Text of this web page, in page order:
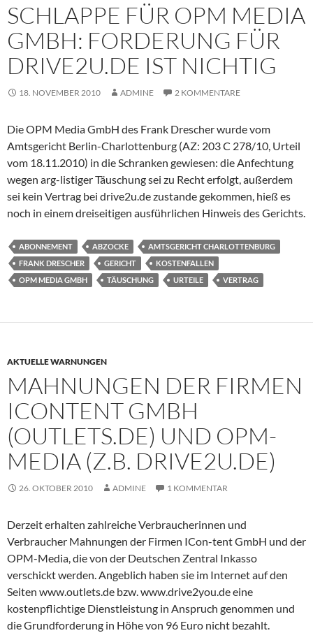
SCHLAPPE FÜR OPM MEDIA
GMBH: FORDERUNG FÜR
DRIVE2U.DE IST NICHTIG
18. NOVEMBER 2010 ADMINE 2 KOMMENTARE
Die OPM Media GmbH des Frank Drescher wurde vom
Amtsgericht Berlin-Charlottenburg (AZ: 203 C 278/10, Urteil
vom 18.11.2010) in die Schranken gewiesen: die Anfechtung
wegen arg-listiger Täuschung sei zu Recht erfolgt, außerdem
sei kein Vertrag bei drive2u.de zustande gekommen, hieß es
noch in einem dreiseitigen ausführlichen Hinweis des Gerichts.
ABONNEMENT ABZOCKE
AMTSGERICHT CHARLOTTENBURG
FRANK DRESCHER
GERICHT
KOSTENFALLEN
OPM MEDIA GMBH
TÄUSCHUNG URTEILE VERTRAG
AKTUELLE WARNUNGEN
MAHNUNGEN DER FIRMEN
ICONTENT GMBH
(OUTLETS.DE) UND OPM-
MEDIA (Z.B. DRIVE2U.DE)
26. OKTOBER 2010 ADMINE 1 KOMMENTAR
Derzeit erhalten zahlreiche Verbraucherinnen und
Verbraucher Mahnungen der Firmen ICon-tent GmbH und der
OPM-Media, die von der Deutschen Zentral Inkasso
verschickt werden. Angeblich haben sie im Internet auf den
Seiten www.outlets.de bzw. www.drive2you.de eine
kostenpflichtige Dienstleistung in Anspruch genommen und
die Grundforderung in Höhe von 96 Euro nicht bezahlt.